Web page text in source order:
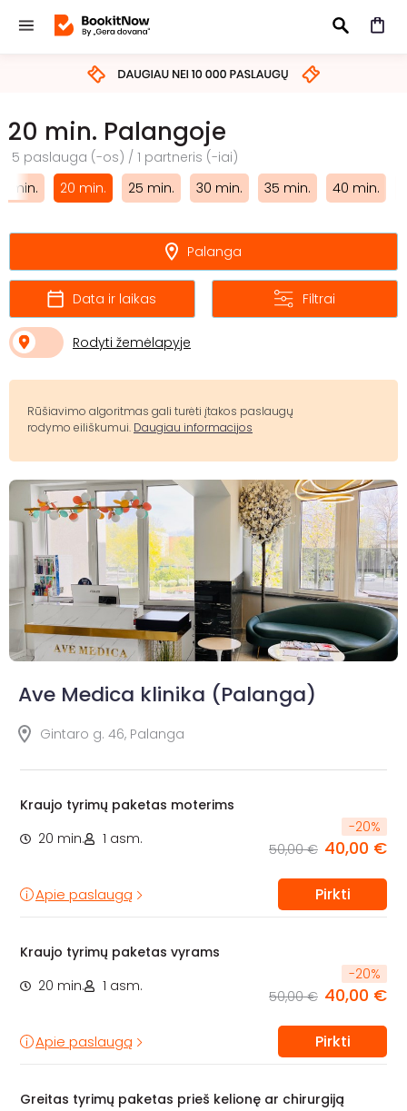
IEŠKOTI
20 min. Palangoje
5 paslauga (-os) / 1 partneris (-iai)
min.
20 min. 25 min. 30 min. 35 min. 40 min.
Palanga
Data ir laikas Filtrai
Rodyti žemėlapyje
Rūšiavimo algoritmas gali turėti įtakos paslaugų
rodymo eiliškumui. Daugiau informacijos
Ave Medica klinika (Palanga)
Gintaro g. 46, Palanga
Kraujo tyrimų paketas moterims
20 min.
1 asm.
-20%
50,00 € 40,00 €
Apie paslaugą Pirkti
Kraujo tyrimų paketas vyrams
20 min.
1 asm.
-20%
50,00 € 40,00 €
Apie paslaugą Pirkti
Greitas tyrimų paketas prieš kelionę ar chirurgiją